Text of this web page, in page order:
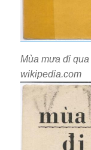
Mùa mưa đi
wikipedia.com